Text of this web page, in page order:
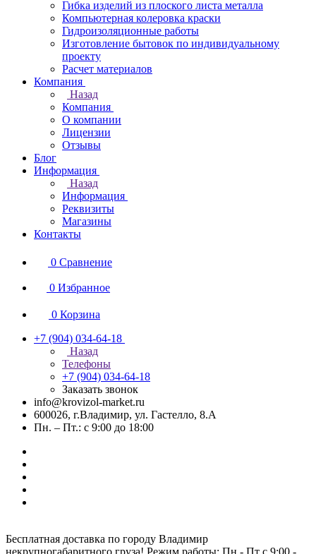
Гибка изделий из плоского листа металла
Компьютерная колеровка краски
Гидроизоляционные работы
Изготовление бытовок по индивидуальному
проекту
Расчет материалов
Компания
Назад
Компания
О компании
Лицензии
Отзывы
Блог
Информация
Назад
Информация
Реквизиты
Магазины
Контакты
0 Сравнение
0 Избранное
0 Корзина
+7 (904) 034-64-18
Назад
Телефоны
+7 (904) 034-64-18
Заказать звонок
info@krovizol-market.ru
600026, г.Владимир, ул. Гастелло, 8.А
Пн. – Пт.: с 9:00 до 18:00
Бесплатная доставка по городу Владимир
некрупногабаритного груза! Режим работы: Пн - Пт с 9:00 -